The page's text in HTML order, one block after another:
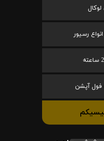
رسیور